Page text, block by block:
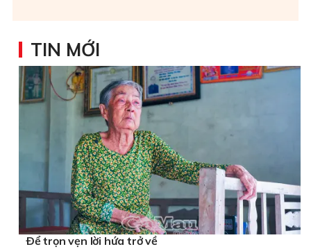
TIN MỚI
Ðể trọn vẹn lời hứa trở về